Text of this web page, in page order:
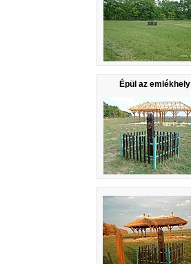
Épül az emlékhely